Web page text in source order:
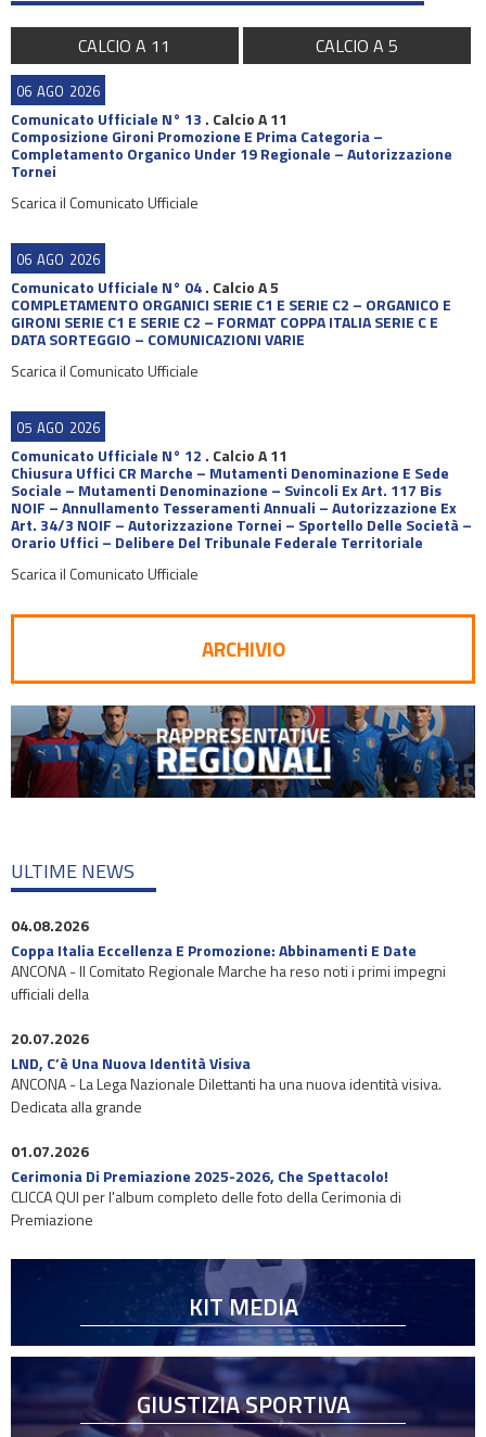
CALCIO A 11 CALCIO A 5
06 AGO 2026
Comunicato Ufficiale N° 13 . Calcio A 11
Composizione Gironi Promozione E Prima Categoria –
Completamento Organico Under 19 Regionale – Autorizzazione
Tornei
Scarica il Comunicato Ufficiale
06 AGO 2026
Comunicato Ufficiale N° 04. Calcio A 5
COMPLETAMENTO ORGANICI SERIE C1 E SERIE C2 – ORGANICO E
GIRONI SERIE C1 E SERIE C2 – FORMAT COPPA ITALIA SERIE C E
DATA SORTEGGIO – COMUNICAZIONI VARIE
Scarica il Comunicato Ufficiale
05 AGO 2026
Comunicato Ufficiale N° 12 . Calcio A 11
Chiusura Uffici CR Marche – Mutamenti Denominazione E Sede
Sociale – Mutamenti Denominazione – Svincoli Ex Art. 117 Bis
NOIF – Annullamento Tesseramenti Annuali – Autorizzazione Ex
Art. 34/3 NOIF – Autorizzazione Tornei – Sportello Delle Società –
Orario Uffici – Delibere Del Tribunale Federale Territoriale
Scarica il Comunicato Ufficiale
ARCHIVIO
ULTIME NEWS
04.08.2026
Coppa Italia Eccellenza E Promozione: Abbinamenti E Date
ANCONA - Il Comitato Regionale Marche ha reso noti i primi impegni
ufficiali della
20.07.2026
LND, C’è Una Nuova Identità Visiva
ANCONA - La Lega Nazionale Dilettanti ha una nuova identità visiva.
Dedicata alla grande
01.07.2026
Cerimonia Di Premiazione 2025-2026, Che Spettacolo!
CLICCA QUI per l'album completo delle foto della Cerimonia di
Premiazione
KIT MEDIA
GIUSTIZIA SPORTIVA